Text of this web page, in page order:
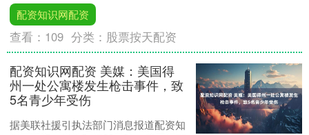
配资知识网配资
查看： 109 分类： 股票按天配资
配资知识网配资 美媒：美国得
州一处公寓楼发生枪击事件，致
5名青少年受伤
据美联社援引执法部门消息报道配资知